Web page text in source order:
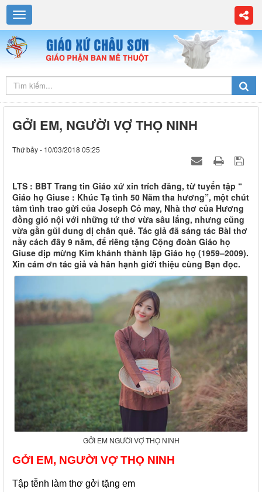
GỞI EM, NGƯỜI VỢ THỌ NINH
Thứ bảy - 10/03/2018 05:25
LTS : BBT Trang tin Giáo xứ xin trích đăng, từ tuyển tập “
Giáo họ Giuse : Khúc Tạ tình 50 Năm tha hương”, một chút
tâm tình trao gửi của Joseph Cỏ may, Nhà thơ của Hương
đồng gió nội với những tứ thơ vừa sâu lắng, nhưng cũng
vừa gần gũi dung dị chân quê. Tác giả đã sáng tác Bài thơ
nầy cách đây 9 năm, để riêng tặng Cộng đoàn Giáo họ
Giuse dịp mừng Kim khánh thành lập Giáo họ (1959–2009).
Xin cám ơn tác giả và hân hạnh giới thiệu cùng Bạn đọc.
GỞI EM NGƯỜI VỢ THỌ NINH
GỞI EM, NGƯỜI VỢ THỌ NINH
Tập tễnh làm thơ gởi tặng em